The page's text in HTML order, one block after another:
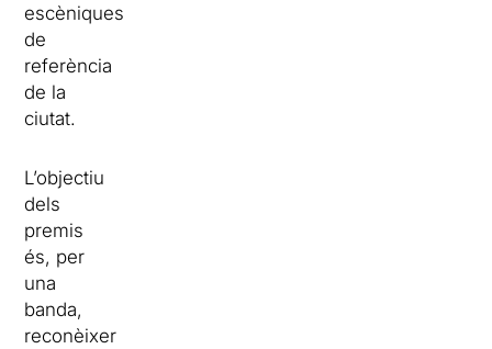
escèniques
de
referència
de la
ciutat.
L’objectiu
dels
premis
és, per
una
banda,
reconèixer